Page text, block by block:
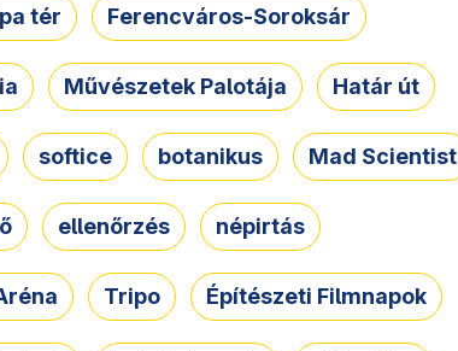
tér Ferencváros-Soroksár
Művészetek Palotája Határ út
softice botanikus Mad Scientist
ellenőrzés népirtás
Tripo Építészeti Filmnapok